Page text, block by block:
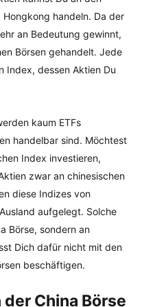
Hongkong handeln. Da der
an Bedeutung gewinnt,
Börsen gehandelt. Jede
Index, dessen Aktien Du
kaum ETFs
handelbar sind. Möchtest
Index investieren,
zwar an chinesischen
diese Indizes von
aufgelegt. Solche
Börse, sondern an
Dich dafür nicht mit den
beschäftigen.
China Börse